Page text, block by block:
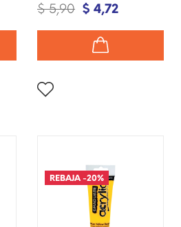
$ 5,90 $ 4,72
REBAJA-20%